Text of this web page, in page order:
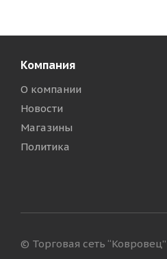
Компания
О компании
Новости
Магазины
Политика
© Торговая сеть